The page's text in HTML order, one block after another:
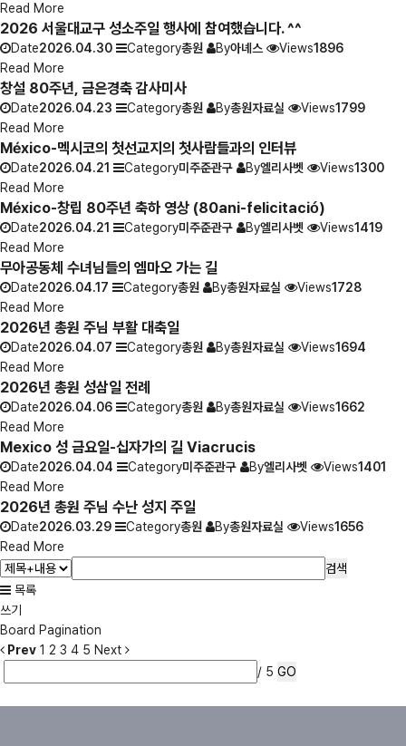
Read More
2026 서울대교구 성소주일 행사에 참여했습니다. ^^
Date2026.04.30 Category총원 By아녜스 Views1896
Read More
창설 80주년, 금은경축 감사미사
Date2026.04.23 Category총원 By총원자료실 Views1799
Read More
México-멕시코의 첫선교지의 첫사람들과의 인터뷰
Date2026.04.21 Category미주준관구 By엘리사벳 Views1300
Read More
México-창립 80주년 축하 영상 (80ani-felicitació)
Date2026.04.21 Category미주준관구 By엘리사벳 Views1419
Read More
무아공동체 수녀님들의 엠마오 가는 길
Date2026.04.17 Category총원 By총원자료실 Views1728
Read More
2026년 총원 주님 부활 대축일
Date2026.04.07 Category총원 By총원자료실 Views1694
Read More
2026년 총원 성삼일 전례
Date2026.04.06 Category총원 By총원자료실 Views1662
Read More
Mexico 성 금요일-십자가의 길 Viacrucis
Date2026.04.04 Category미주준관구 By엘리사벳 Views1401
Read More
2026년 총원 주님 수난 성지 주일
Date2026.03.29 Category총원 By총원자료실 Views1656
Read More
검색
목록
쓰기
Board Pagination
Prev 1 2 3 4 5 Next
/ 5 GO